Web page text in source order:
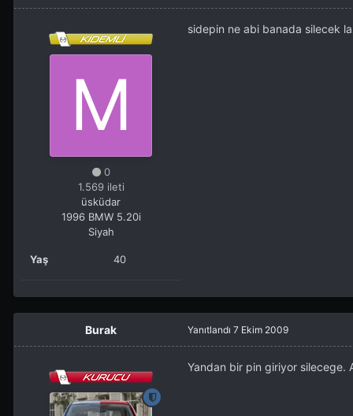
0
1.569 ileti
üsküdar
1996 BMW 5.20i
Siyah
Yaş 40
sidepin ne abi banada silecek
Burak Yanıtlandı 7 Ekim 2009
Yandan bir pin giriyor silecege.